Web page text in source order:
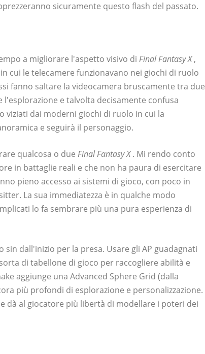
sicuramente questo flash del passato.
a migliorare l'aspetto visivo di Final Fantasy X,
cui le telecamere funzionavano nei giochi di ruolo
fanno saltare la videocamera bruscamente tra due
e talvolta decisamente confusa
viziati dai moderni giochi di ruolo in cui la
e seguirà il personaggio.
qualcosa o due Final Fantasy X. Mi rendo conto
in battaglie reali e che non ha paura di esercitare
pieno accesso ai sistemi di gioco, con poco in
La sua immediatezza è in qualche modo
lo fa sembrare più una pura esperienza di
dall'inizio per la presa. Usare gli AP guadagnati
di tabellone di gioco per raccogliere abilità e
aggiunge una Advanced Sphere Grid (dalla
più profondi di esplorazione e personalizzazione.
dà al giocatore più libertà di modellare i poteri dei